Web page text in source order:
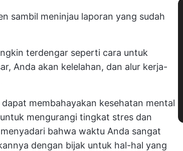
sambil meninjau laporan yang sudah
terdengar seperti cara untuk
Anda akan kelelahan, dan alur kerja-
membahayakan kesehatan mental
mengurangi tingkat stres dan
bahwa waktu Anda sangat
dengan bijak untuk hal-hal yang